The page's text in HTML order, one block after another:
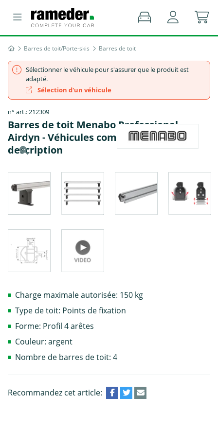
Barres de toit/Porte-skis Barres de toit
Sélectionner le véhicule pour s'assurer que le produit est
adapté.
Sélection d'un véhicule
n° art.: 212309
Barres de toit Menabo Professional
Airdyn - Véhicules compatibles : voir la
description
Charge maximale autorisée: 150 kg
Type de toit: Points de fixation
Forme: Profil 4 arêtes
Couleur: argent
Nombre de barres de toit: 4
Recommandez cet article: